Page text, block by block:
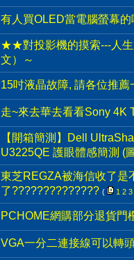
有人買OLED當電腦螢幕的
★★對投影機的摸索---人生
文）～
15吋液晶故障, 請各位推薦
走~來去華去看看Sony 4K
【開箱簡測】Dell
U3225QE 護眼體感簡測 (
東芝REGZA被海信收了是
了?????????????? ( 1 2 3
PCHOME網購部分退貨門
VGA一分二連接線可以轉